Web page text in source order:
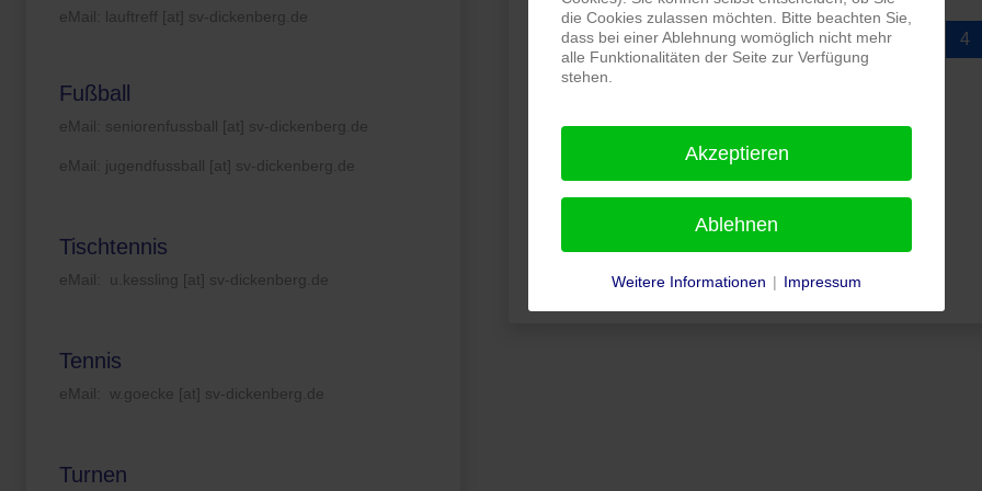
eMail: lauftreff [at] sv-dickenberg.de
Fußball
eMail: seniorenfussball [at] sv-dickenberg.de
eMail: jugendfussball [at] sv-dickenberg.de
Tischtennis
eMail: u.kessling [at] sv-dickenberg.de
Tennis
eMail: w.goecke [at] sv-dickenberg.de
Turnen
Beiträge
1 2 4
Jubifeier
Kinderschutz
die Cookies zulassen möchten. Bitte beachten Sie,
dass bei einer Ablehnung womöglich nicht mehr
alle Funktionalitäten der Seite zur Verfügung
stehen.
Akzeptieren
Ablehnen
Weitere Informationen | Impressum